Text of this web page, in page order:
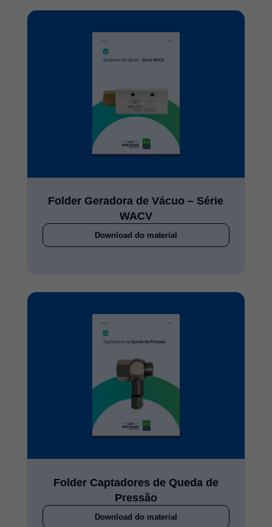
Folder Geradora de Vácuo – Série
WACV
Download do material
Folder Captadores de Queda de
Pressão
Download do material